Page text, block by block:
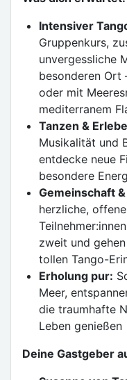
Intensiver
Gruppenkurs,
unvergessliche
besonderen Ort
oder mit
mediterranem
Tanzen &
Musikalität und
entdecke neue
besondere
Gemeinschaft
herzliche,
zweit und
tollen Tango-
Erholung pur:
Meer,
die traumhafte
Leben genießen
Deine Gastgeber